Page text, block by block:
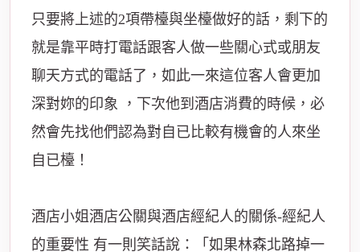
只要將上述的2項帶檯與坐檯做好的話，剩下的
就是靠平時打電話跟客人做一些關心式或朋友
聊天方式的電話了，如此一來這位客人會更加
深對妳的印象 ，下次他到酒店消費的時候，必
然會先找他們認為對自已比較有機會的人來坐
自已檯！
酒店小姐酒店公關與酒店經紀人的關係-經紀人
的重要性 有一則笑話說：「如果林森北路掉一